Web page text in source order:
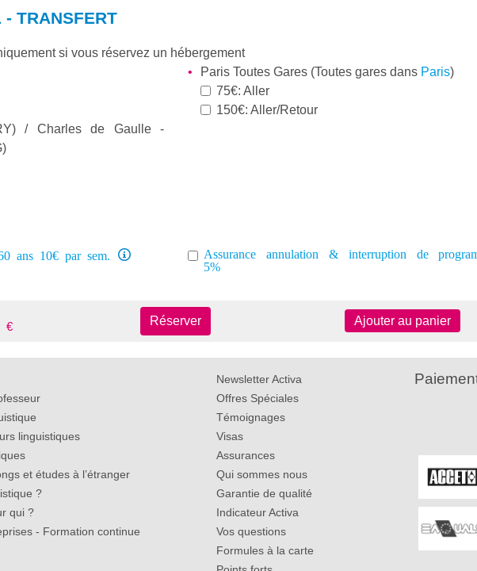
- TRANSFERT
si vous réservez un hébergement
/ Charles de Gaulle -
Paris Toutes Gares (Toutes gares dans Paris)
75€: Aller
150€: Aller/Retour
ans 10€ par sem.
Assurance annulation & interruption de
5%
€ Réserver Ajouter au panier
linguistiques
et études à l’étranger
?
qui ?
- Formation continue
Newsletter Activa
Offres Spéciales
Témoignages
Visas
Assurances
Qui sommes nous
Garantie de qualité
Indicateur Activa
Vos questions
Formules à la carte